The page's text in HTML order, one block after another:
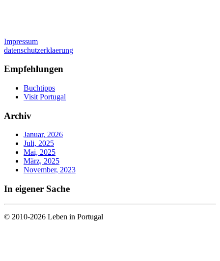
Impressum
datenschutzerklaerung
Empfehlungen
Buchtipps
Visit Portugal
Archiv
Januar, 2026
Juli, 2025
Mai, 2025
März, 2025
November, 2023
In eigener Sache
© 2010-2026 Leben in Portugal